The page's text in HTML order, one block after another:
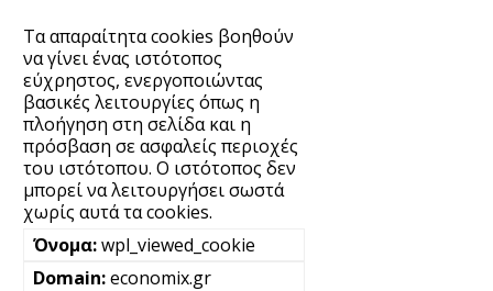
Τα απαραίτητα cookies βοηθούν
να γίνει ένας ιστότοπος
εύχρηστος, ενεργοποιώντας
βασικές λειτουργίες όπως η
πλοήγηση στη σελίδα και η
πρόσβαση σε ασφαλείς περιοχές
του ιστότοπου. Ο ιστότοπος δεν
μπορεί να λειτουργήσει σωστά
χωρίς αυτά τα cookies.
wpl_viewed_cookie
economix.gr